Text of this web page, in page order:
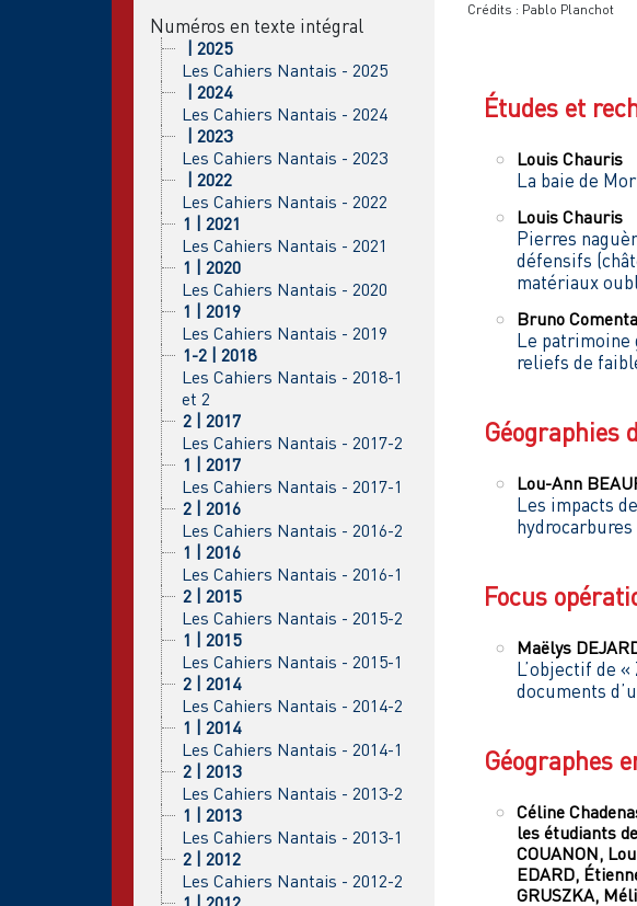
Numéros en texte intégral
| 2025
Les Cahiers Nantais - 2025
| 2024
Les Cahiers Nantais - 2024
| 2023
Les Cahiers Nantais - 2023
| 2022
Les Cahiers Nantais - 2022
1 | 2021
Les Cahiers Nantais - 2021
1 | 2020
Les Cahiers Nantais - 2020
1 | 2019
Les Cahiers Nantais - 2019
1-2 | 2018
Les Cahiers Nantais - 2018-1
et 2
2 | 2017
Les Cahiers Nantais - 2017-2
1 | 2017
Les Cahiers Nantais - 2017-1
2 | 2016
Les Cahiers Nantais - 2016-2
1 | 2016
Les Cahiers Nantais - 2016-1
2 | 2015
Les Cahiers Nantais - 2015-2
1 | 2015
Les Cahiers Nantais - 2015-1
2 | 2014
Les Cahiers Nantais - 2014-2
1 | 2014
Les Cahiers Nantais - 2014-1
2 | 2013
Les Cahiers Nantais - 2013-2
1 | 2013
Les Cahiers Nantais - 2013-1
2 | 2012
Les Cahiers Nantais - 2012-2
Crédits : Pablo Planchot
Études et
Louis Chauris
La baie de
Louis Chauris
Pierres
défensifs
matériaux
Bruno
Le patrimoine
reliefs de
Géographies
Lou-Ann
Les impacts
hydrocarbures
Focus
Maëlys
L’objectif de
documents
Géographes
Céline
les étudiants
COUANON, Lou
EDARD,
GRUSZKA,